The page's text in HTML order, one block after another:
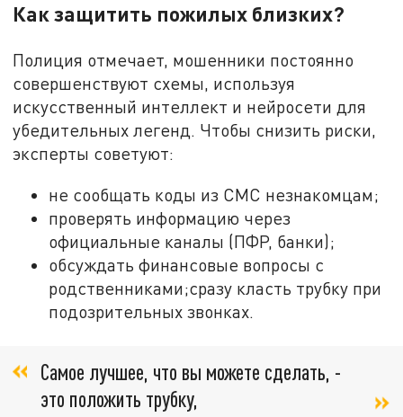
Как защитить пожилых близких?
Полиция отмечает, мошенники постоянно
совершенствуют схемы, используя
искусственный интеллект и нейросети для
убедительных легенд. Чтобы снизить риски,
эксперты советуют:
не сообщать коды из СМС незнакомцам;
проверять информацию через
официальные каналы (ПФР, банки);
обсуждать финансовые вопросы с
родственниками;сразу класть трубку при
подозрительных звонках.
Самое лучшее, что вы можете сделать, -
это положить трубку,